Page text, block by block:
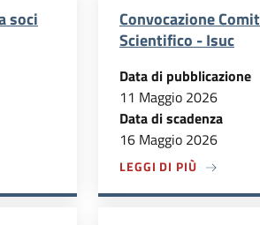
soci
CONVOCAZIONE ASSEMBLEA SOCI
Convocazione
Scientifico - Isuc
Data di pubblicazione
11 Maggio 2026
Data di scadenza
16 Maggio 2026
LEGGI DI PIÙA